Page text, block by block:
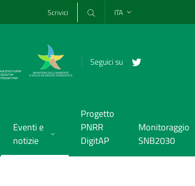
Scrivici ITA
Seguici su
Eventi e
notizie
Progetto
PNRR
DigitAP
Monitoraggio
SNB2030